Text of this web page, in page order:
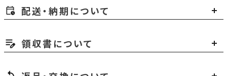
配送・納期について
領収書について